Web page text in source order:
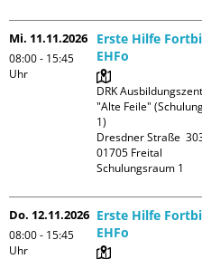
Mi. 11.11.2026
08:00 - 15:45
Uhr
Erste Hilfe
EHFo
DRK
"Alte Feile"
1)
Dresdner Straße
01705 Freital
Schulungsraum 1
Do. 12.11.2026
08:00 - 15:45
Uhr
Erste Hilfe
EHFo